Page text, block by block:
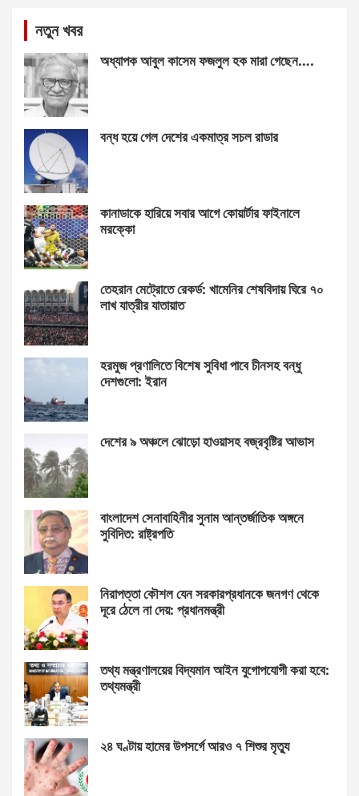
নতুন খবর
অধ্যাপক আবুল কাসেম ফজলুল হক মারা গেছেন….
বন্ধ হয়ে গেল দেশের একমাত্র সচল রাডার
কানাডাকে হারিয়ে সবার আগে কোয়ার্টার ফাইনালে
মরক্কো
তেহরান মেট্রোতে রেকর্ড: খামেনির শেষবিদায় ঘিরে ৭০
লাখ যাত্রীর যাতায়াত
হরমুজ প্রণালিতে বিশেষ সুবিধা পাবে চীনসহ বন্ধু
দেশগুলো: ইরান
দেশের ৯ অঞ্চলে ঝোড়ো হাওয়াসহ বজ্রবৃষ্টির আভাস
বাংলাদেশ সেনাবাহিনীর সুনাম আন্তর্জাতিক অঙ্গনে
সুবিদিত: রাষ্ট্রপতি
নিরাপত্তা কৌশল যেন সরকারপ্রধানকে জনগণ থেকে
দূরে ঠেলে না দেয়: প্রধানমন্ত্রী
তথ্য মন্ত্রণালয়ের বিদ্যমান আইন যুগোপযোগী করা হবে:
তথ্যমন্ত্রী
২৪ ঘণ্টায় হামের উপসর্গে আরও ৭ শিশুর মৃত্যু